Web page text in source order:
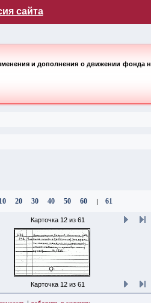
сайта
и дополнения о движении фонда
10 20 30 40 50 60 | 61
Карточка 12 из 61
Карточка 12 из 61